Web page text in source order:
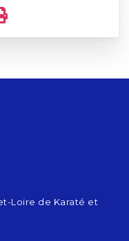
Loire de Karaté et